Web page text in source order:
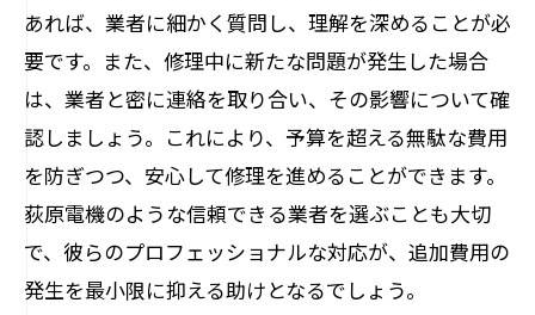
あれば、業者に細かく質問し、理解を深めることが必
要です。また、修理中に新たな問題が発生した場合
は、業者と密に連絡を取り合い、その影響について確
認しましょう。これにより、予算を超える無駄な費用
を防ぎつつ、安心して修理を進めることができます。
荻原電機のような信頼できる業者を選ぶことも大切
で、彼らのプロフェッショナルな対応が、追加費用の
発生を最小限に抑える助けとなるでしょう。